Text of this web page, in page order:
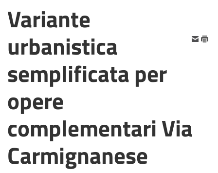
Variante
urbanistica
semplificata per
opere
complementari Via
Carmignanese